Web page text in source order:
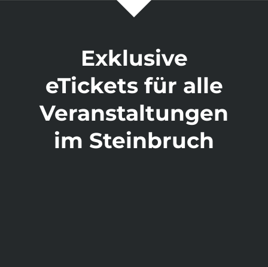
Exklusive
eTickets für alle
Veranstaltungen
im Steinbruch